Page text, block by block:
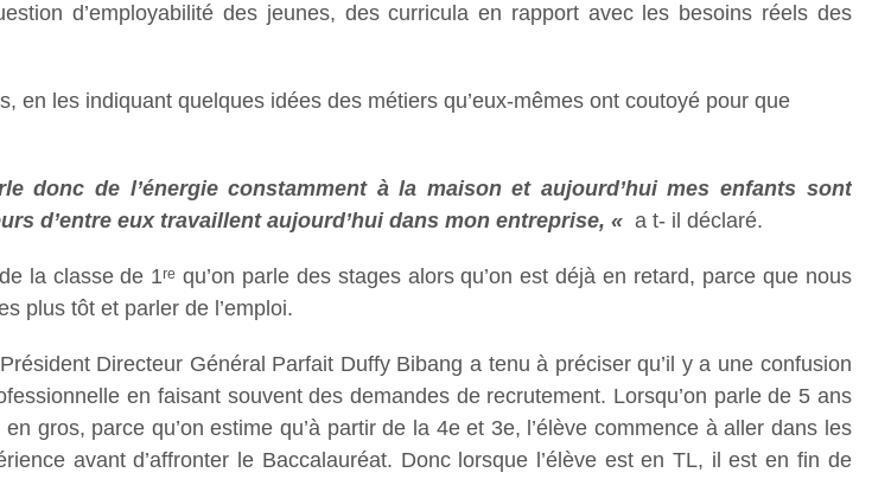
d’employabilité des jeunes, des curricula en rapport avec les besoins réels des
en les indiquant quelques idées des métiers qu’eux-mêmes ont coutoyé pour que
donc de l’énergie constamment à la maison et aujourd’hui mes enfants sont
d’entre eux travaillent aujourd’hui dans mon entreprise, « a t- il déclaré.
la classe de 1ʳᵉ qu’on parle des stages alors qu’on est déjà en retard, parce que nous
plus tôt et parler de l’emploi.
Directeur Général Parfait Duffy Bibang a tenu à préciser qu’il y a une confusion
en faisant souvent des demandes de recrutement. Lorsqu’on parle de 5 ans
gros, parce qu’on estime qu’à partir de la 4e et 3e, l’élève commence à aller dans les
avant d’affronter le Baccalauréat. Donc lorsque l’élève est en TL, il est en fin de